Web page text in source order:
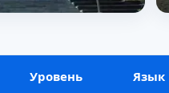
Уровень Язык